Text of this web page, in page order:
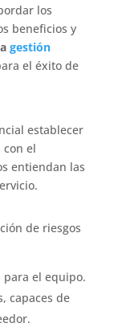
los
beneficios y
gestión
el éxito de
establecer
con el
entiendan las
de riesgos
para el equipo.
capaces de